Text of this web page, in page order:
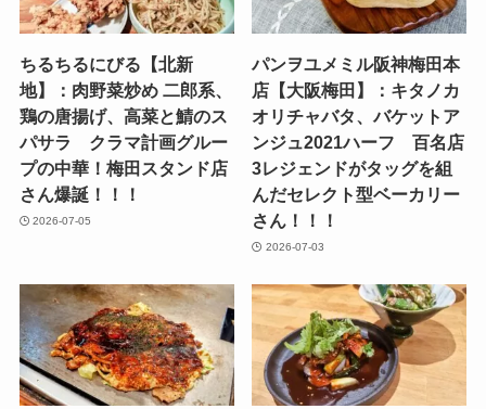
ちるちるにびる【北新
地】：肉野菜炒め 二郎系、
鶏の唐揚げ、高菜と鯖のス
パサラ クラマ計画グルー
プの中華！梅田スタンド店
さん爆誕！！！
2026-07-05
パンヲユメミル阪神梅田本
店【大阪梅田】：キタノカ
オリチャバタ、バケットア
ンジュ2021ハーフ 百名店
3レジェンドがタッグを組
んだセレクト型ベーカリー
さん！！！
2026-07-03